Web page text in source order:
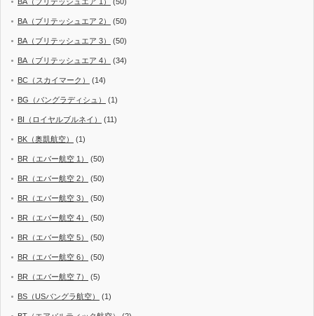
BA（ブリテッシュエア 2） (50)
BA（ブリテッシュエア 3） (50)
BA（ブリテッシュエア 4） (34)
BC（スカイマーク） (14)
BG（バングラディシュ） (1)
BI（ロイヤルブルネイ） (11)
BK（奥凱航空） (1)
BR（エバー航空 1） (50)
BR（エバー航空 2） (50)
BR（エバー航空 3） (50)
BR（エバー航空 4） (50)
BR（エバー航空 5） (50)
BR（エバー航空 6） (50)
BR（エバー航空 7） (5)
BS（USバングラ航空） (1)